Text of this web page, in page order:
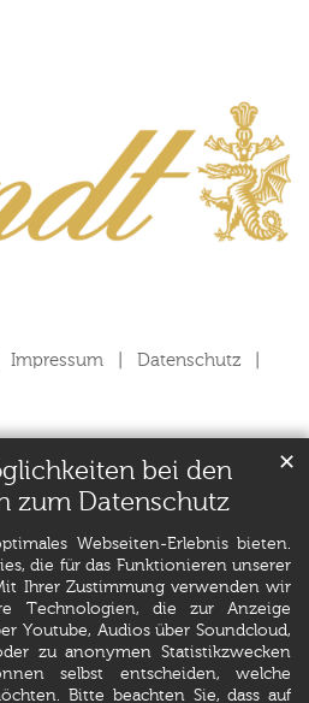
bei den
zum Datenschutz
Webseiten-Erlebnis bieten.
die für das Funktionieren unserer
Ihrer Zustimmung verwenden wir
Technologien, die zur Anzeige
Youtube, Audios über Soundcloud,
zu anonymen Statistikzwecken
selbst entscheiden, welche
Bitte beachten Sie, dass auf
✕
Impressum
Datenschutz